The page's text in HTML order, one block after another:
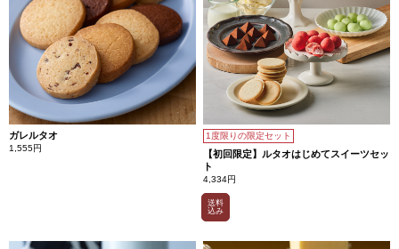
ガレルタオ
1,555円
1度限りの限定セット
【初回限定】ルタオはじめてスイーツセッ
ト
4,334円
送料
込み